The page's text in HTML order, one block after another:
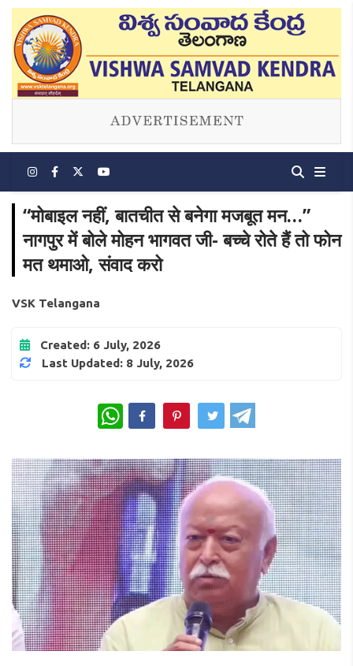
“मोबाइल नहीं, बातचीत से बनेगा मजबूत मन…”
नागपुर में बोले मोहन भागवत जी- बच्चे रोते हैं तो फोन
मत थमाओ, संवाद करो
VSK Telangana
Created: 6 July, 2026
Last Updated: 8 July, 2026
WhatsApp